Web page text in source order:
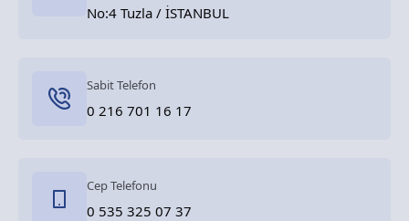
No:4 Tuzla / İSTANBUL
Sabit Telefon
0 216 701 16 17
Cep Telefonu
0 535 325 07 37